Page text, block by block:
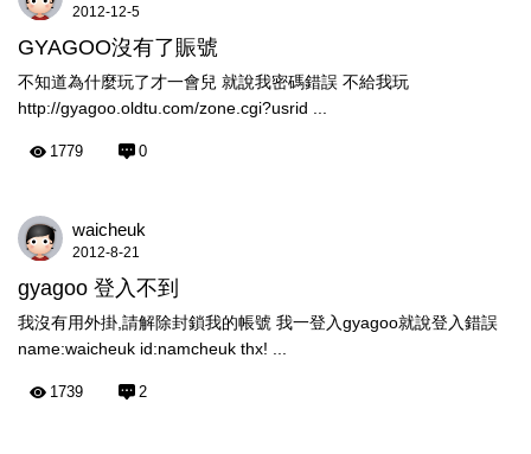
2012-12-5
GYAGOO沒有了賑號
不知道為什麼玩了才一會兒 就說我密碼錯誤 不給我玩
http://gyagoo.oldtu.com/zone.cgi?usrid ...
1779 0
waicheuk
2012-8-21
gyagoo 登入不到
我沒有用外掛,請解除封鎖我的帳號 我一登入gyagoo就說登入錯誤
name:waicheuk id:namcheuk thx! ...
1739 2